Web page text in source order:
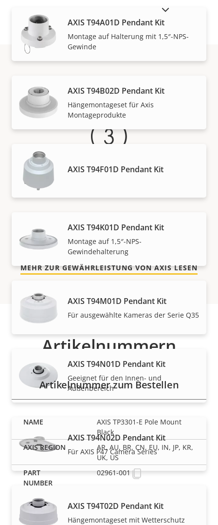
AXIS T94A01D Pendant Kit
Montage auf Halterung mit 1,5″-NPS-
Gewinde
AXIS T94B02D Pendant Kit
Hängemontageset für Axis
Montageprodukte
AXIS T94F01D Pendant Kit
AXIS T94K01D Pendant Kit
Montage auf 1,5″-NPS-
Gewindehalterung
AXIS T94M01D Pendant Kit
Für ausgewählte Kameras der Serie Q35
AXIS T94N01D Pendant Kit
Geeignet für den Innen- und
Außenbereich
AXIS T94N02D Pendant Kit
Für AXIS P47 Camera Series
AXIS T94T02D Pendant Kit
Hängemontageset mit Wetterschutz
Gewährleistung
Für ein sicheres Gefühl
störungsfreien Betrieb und Kontrolle über Ihre
Kosten.
MEHR ZUR GEWÄHRLEISTUNG VON AXIS LESEN
Artikelnummern
Artikelnummer zum Bestellen
AXIS TP3301-E Pole Mount
Black
AR, AU, BR, CN, EU, IN, JP, KR,
UK, US
02961-001